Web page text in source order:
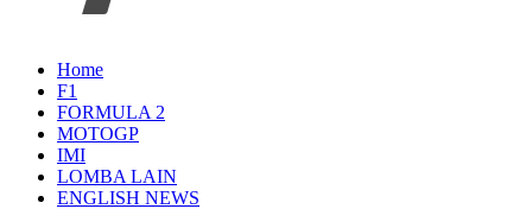
MediaBalap.com | Informasi
Balap Terupdate
Seputar MotoGP GP2 GP3 F2 F3 SERI
ASIA LMP2 F1 dll
Home
F1
FORMULA 2
MOTOGP
IMI
LOMBA LAIN
ENGLISH NEWS